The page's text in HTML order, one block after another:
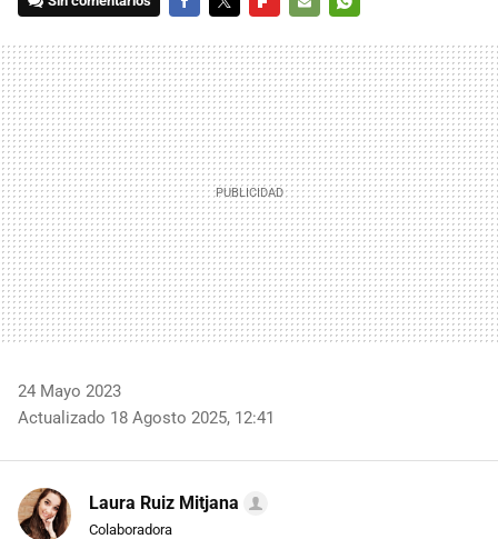
MAIL
24 Mayo 2023
Actualizado 18 Agosto 2025, 12:41
Laura Ruiz Mitjana
Colaboradora